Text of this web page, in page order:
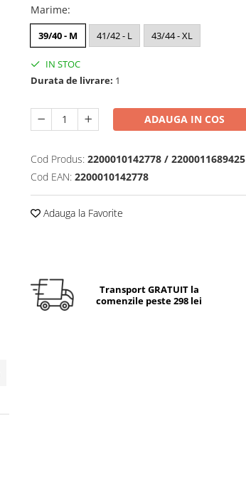
Marime:
39/40 - M 41/42 - L 43/44 - XL
IN STOC
Durata de livrare: 1
ADAUGA IN COS
Cod Produs: 2200010142778 / 2200011689425
Cod EAN: 2200010142778
Adauga la Favorite
Transport GRATUIT la
comenzile peste 298 lei